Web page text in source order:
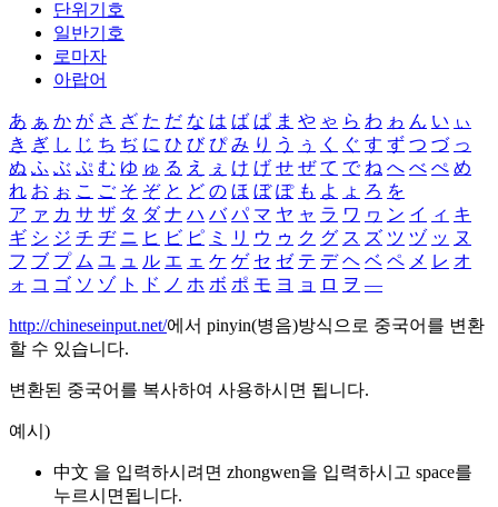
단위기호
일반기호
로마자
아랍어
あ ぁ か が さ ざ た だ な は ば ぱ ま や ゃ ら わ ゎ ん い ぃ
き ぎ し じ ち ぢ に ひ び ぴ み り う ぅ く ぐ す ず つ づ っ
ぬ ふ ぶ ぷ む ゆ ゅ る え ぇ け げ せ ぜ て で ね へ べ ぺ め
れ お ぉ こ ご そ ぞ と ど の ほ ぼ ぽ も よ ょ ろ を
ア ァ カ サ ザ タ ダ ナ ハ バ パ マ ヤ ャ ラ ワ ヮ ン イ ィ キ
ギ シ ジ チ ヂ ニ ヒ ビ ピ ミ リ ウ ゥ ク グ ス ズ ツ ヅ ッ ヌ
フ ブ プ ム ユ ュ ル エ ェ ケ ゲ セ ゼ テ デ ヘ ベ ペ メ レ オ
ォ コ ゴ ソ ゾ ト ド ノ ホ ボ ポ モ ヨ ョ ロ ヲ ―
http://chineseinput.net/에서 pinyin(병음)방식으로 중국어를 변환
할 수 있습니다.
변환된 중국어를 복사하여 사용하시면 됩니다.
예시)
中文 을 입력하시려면 zhongwen을 입력하시고 space를
누르시면됩니다.